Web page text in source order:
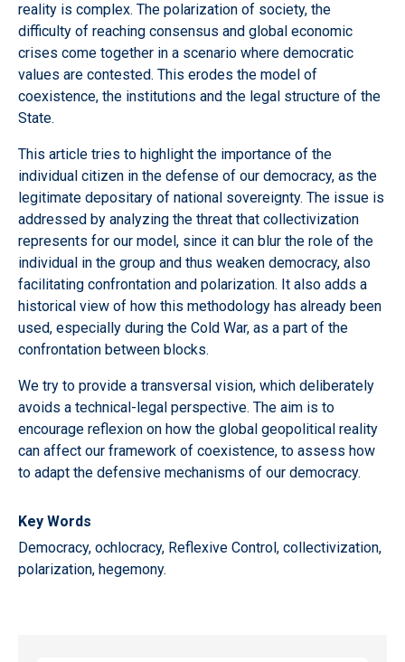
reality is complex. The polarization of society, the
difficulty of reaching consensus and global economic
crises come together in a scenario where democratic
values are contested. This erodes the model of
coexistence, the institutions and the legal structure of the
State.
This article tries to highlight the importance of the
individual citizen in the defense of our democracy, as the
legitimate depositary of national sovereignty. The issue is
addressed by analyzing the threat that collectivization
represents for our model, since it can blur the role of the
individual in the group and thus weaken democracy, also
facilitating confrontation and polarization. It also adds a
historical view of how this methodology has already been
used, especially during the Cold War, as a part of the
confrontation between blocks.
We try to provide a transversal vision, which deliberately
avoids a technical-legal perspective. The aim is to
encourage reflexion on how the global geopolitical reality
can affect our framework of coexistence, to assess how
to adapt the defensive mechanisms of our democracy.
Key Words
Democracy, ochlocracy, Reflexive Control, collectivization,
polarization, hegemony.